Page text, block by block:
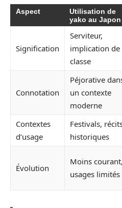
Aspect
Utilisation de
yako au Japon
Signification
Serviteur,
implication de
classe
Connotation
Péjorative
un contexte
moderne
Contextes
d’usage
Festivals,
historiques
Évolution
Moins courant,
usages limités